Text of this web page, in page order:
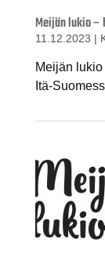
Meijän lukio –
11.12.2023 |
Meijän
Itä-